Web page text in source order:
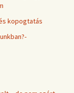
kopogtatás